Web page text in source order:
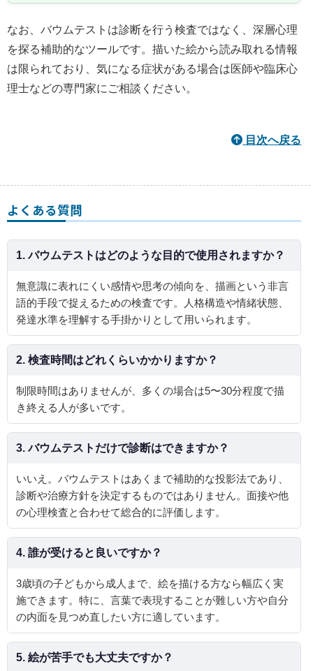
なお、バウムテストは診断を行う検査ではなく、深層心理
を探る補助的なツールです。描いた絵から読み取れる情報
は限られており、気になる症状がある場合は医師や臨床心
理士などの専門家にご相談ください。
目次へ戻る
よくある質問
1. バウムテストはどのような目的で使用されますか？
無意識に表れにくい感情や思考の傾向を、描画という非言
語的手段で捉えるための検査です。人格構造や情緒状態、
発達水準を理解する手掛かりとして用いられます。
2. 検査時間はどれくらいかかりますか？
制限時間はありませんが、多くの場合は5〜30分程度で描
き終える人が多いです。
3. バウムテストだけで診断はできますか？
いいえ。バウムテストはあくまで補助的な投影法であり、
診断や治療方針を決定するものではありません。面接や他
の心理検査と合わせて総合的に評価します。
4. 誰が受けると良いですか？
3歳頃の子どもから成人まで、絵を描ける方なら幅広く実
施できます。特に、言葉で表現することが難しい方や自分
の内面を見つめ直したい方に適しています。
5. 絵が苦手でも大丈夫ですか？